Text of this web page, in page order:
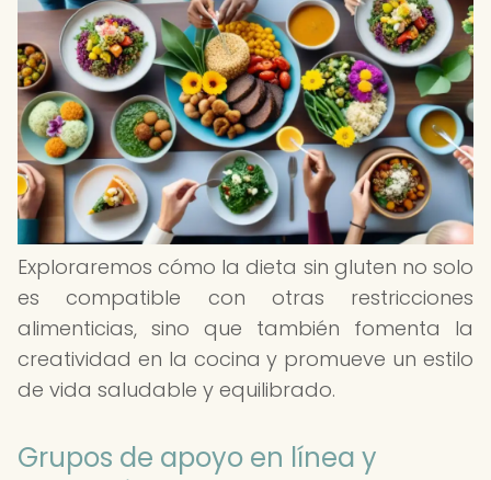
Exploraremos cómo la dieta sin gluten no solo
es compatible con otras restricciones
alimenticias, sino que también fomenta la
creatividad en la cocina y promueve un estilo
de vida saludable y equilibrado.
Grupos de apoyo en línea y